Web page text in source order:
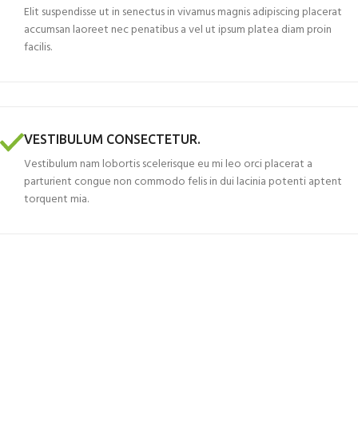
Elit suspendisse ut in senectus in vivamus magnis adipiscing placerat
accumsan laoreet nec penatibus a vel ut ipsum platea diam proin
facilis.
VESTIBULUM CONSECTETUR.
Vestibulum nam lobortis scelerisque eu mi leo orci placerat a
parturient congue non commodo felis in dui lacinia potenti aptent
torquent mia.